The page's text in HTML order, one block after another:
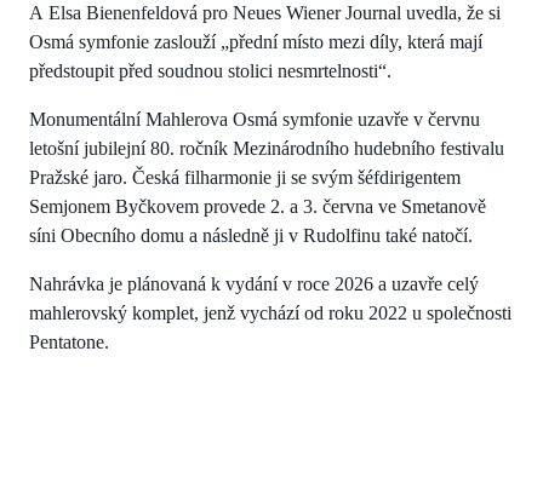
A Elsa Bienenfeldová pro Neues Wiener Journal uvedla, že si
Osmá symfonie zaslouží „přední místo mezi díly, která mají
předstoupit před soudnou stolici nesmrtelnosti“.
Monumentální Mahlerova Osmá symfonie uzavře v červnu
letošní jubilejní 80. ročník Mezinárodního hudebního festivalu
Pražské jaro. Česká filharmonie ji se svým šéfdirigentem
Semjonem Byčkovem provede 2. a 3. června ve Smetanově
síni Obecního domu a následně ji v Rudolfinu také natočí.
Nahrávka je plánovaná k vydání v roce 2026 a uzavře celý
mahlerovský komplet, jenž vychází od roku 2022 u společnosti
Pentatone.